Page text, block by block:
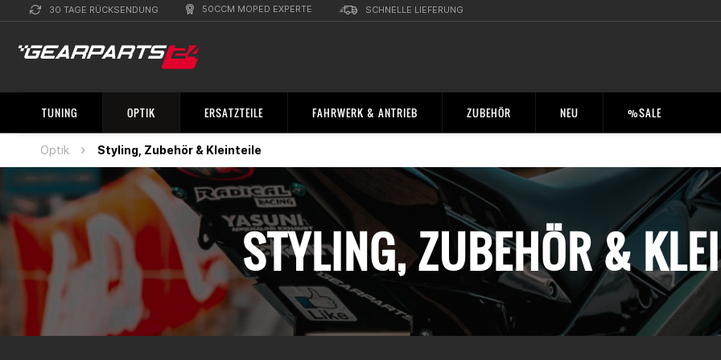
30 TAGE RÜCKSENDUNG 50CCM MOPED EXPERTE SCHNELLE LIEFERUNG
TUNING OPTIK ERSATZTEILE FAHRWERK & ANTRIEB ZUBEHÖR NEU %SALE
Optik Styling, Zubehör & Kleinteile
STYLING, ZUBEHÖR &